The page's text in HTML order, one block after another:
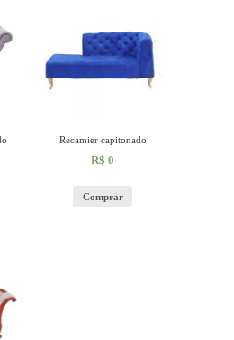
Recamier capitonado
R$ 0
Comprar